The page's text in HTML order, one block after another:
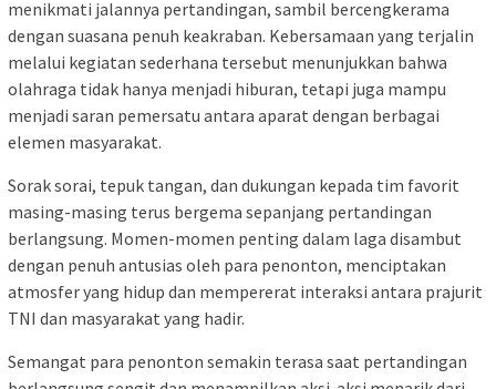
menikmati jalannya pertandingan, sambil bercengkerama
dengan suasana penuh keakraban. Kebersamaan yang terjalin
melalui kegiatan sederhana tersebut menunjukkan bahwa
olahraga tidak hanya menjadi hiburan, tetapi juga mampu
menjadi saran pemersatu antara aparat dengan berbagai
elemen masyarakat.
Sorak sorai, tepuk tangan, dan dukungan kepada tim favorit
masing-masing terus bergema sepanjang pertandingan
berlangsung. Momen-momen penting dalam laga disambut
dengan penuh antusias oleh para penonton, menciptakan
atmosfer yang hidup dan mempererat interaksi antara prajurit
TNI dan masyarakat yang hadir.
Semangat para penonton semakin terasa saat pertandingan